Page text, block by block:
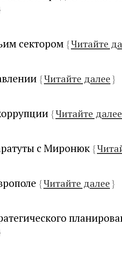
сектором {Читайте
{Читайте далее}
{Читайте далее
с Миронюк{
{Читайте далее}